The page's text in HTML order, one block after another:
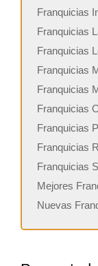
Franquicias
Franquicias
Franquicias
Franquicias
Franquicias
Franquicias
Franquicias
Franquicias
Franquicias
Mejores
Nuevas